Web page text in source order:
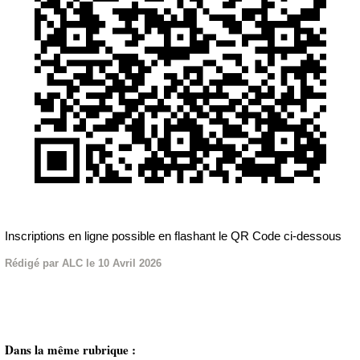
Inscriptions en ligne possible en flashant le QR Code ci-dessous
Rédigé par ALC le 10 Avril 2026
Dans la même rubrique :